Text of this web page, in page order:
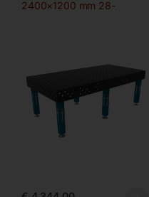
2400×1200 mm 28-